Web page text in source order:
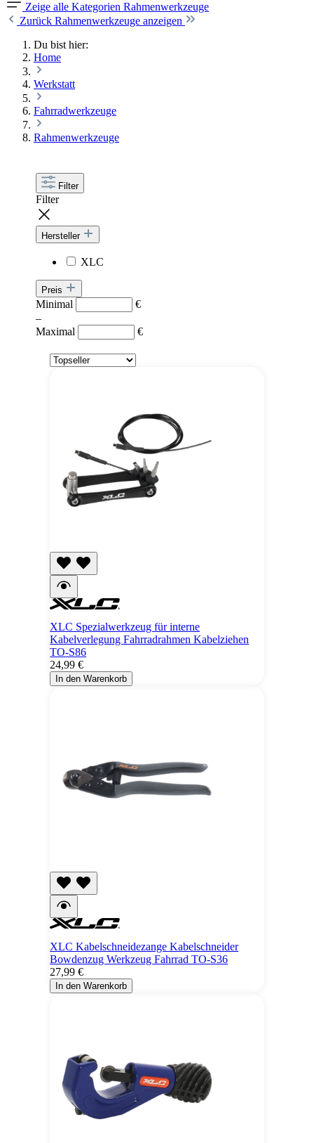
Zeige alle Kategorien Rahmenwerkzeuge
Zurück Rahmenwerkzeuge anzeigen
Du bist hier:
Home
Werkstatt
Fahrradwerkzeuge
Rahmenwerkzeuge
Filter
Filter
Hersteller
XLC
Preis
Minimal
€
–
Maximal
€
XLC Spezialwerkzeug für interne
Kabelverlegung Fahrradrahmen Kabelziehen
TO-S86
24,99 €
In den Warenkorb
XLC Kabelschneidezange Kabelschneider
Bowdenzug Werkzeug Fahrrad TO-S36
27,99 €
In den Warenkorb